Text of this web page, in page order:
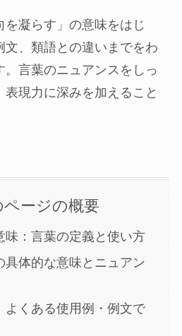
を凝らす」の意味をはじ
文、類語との違いまでをわ
。言葉のニュアンスをしっ
現力に深みを加えること
ページの概要
味：言葉の定義と使い方
具体的な意味とニュアン
よくある使用例・例文で